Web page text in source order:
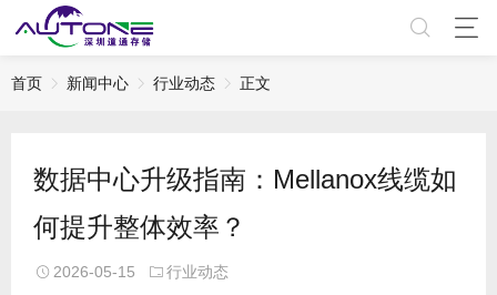
首页 新闻中心 行业动态 正文
数据中心升级指南：Mellanox线缆如
何提升整体效率？
2026-05-15 行业动态